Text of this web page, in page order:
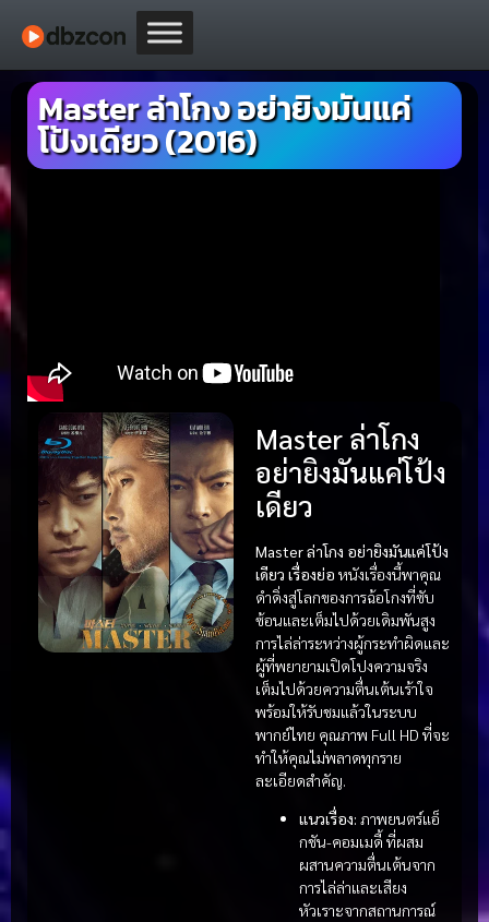
Master ล่าโกง อย่ายิงมันแค่
โป้งเดียว (2016)
Master ล่าโกง
อย่ายิงมันแค่โป้ง
เดียว
Master ล่าโกง อย่ายิงมันแค่โป้ง
เดียว เรื่องย่อ หนังเรื่องนี้พาคุณ
ดำดิ่งสู่โลกของการฉ้อโกงที่ซับ
ซ้อนและเต็มไปด้วยเดิมพันสูง
การไล่ล่าระหว่างผู้กระทำผิดและ
ผู้ที่พยายามเปิดโปงความจริง
เต็มไปด้วยความตื่นเต้นเร้าใจ
พร้อมให้รับชมแล้วในระบบ
พากย์ไทย คุณภาพ Full HD ที่จะ
ทำให้คุณไม่พลาดทุกราย
ละเอียดสำคัญ.
แนวเรื่อง: ภาพยนตร์แอ็
กชัน-คอมเมดี้ ที่ผสม
ผสานความตื่นเต้นจาก
การไล่ล่าและเสียง
หัวเราะจากสถานการณ์